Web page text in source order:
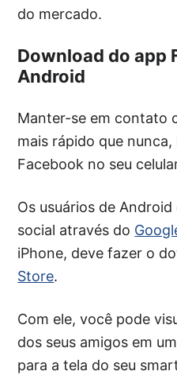
do mercado.
Download do app
Android
Manter-se em contato
mais rápido que
Facebook no seu
Os usuários de
social através do
iPhone, deve fazer o
Store.
Com ele, você pode
dos seus amigos em
para a tela do seu